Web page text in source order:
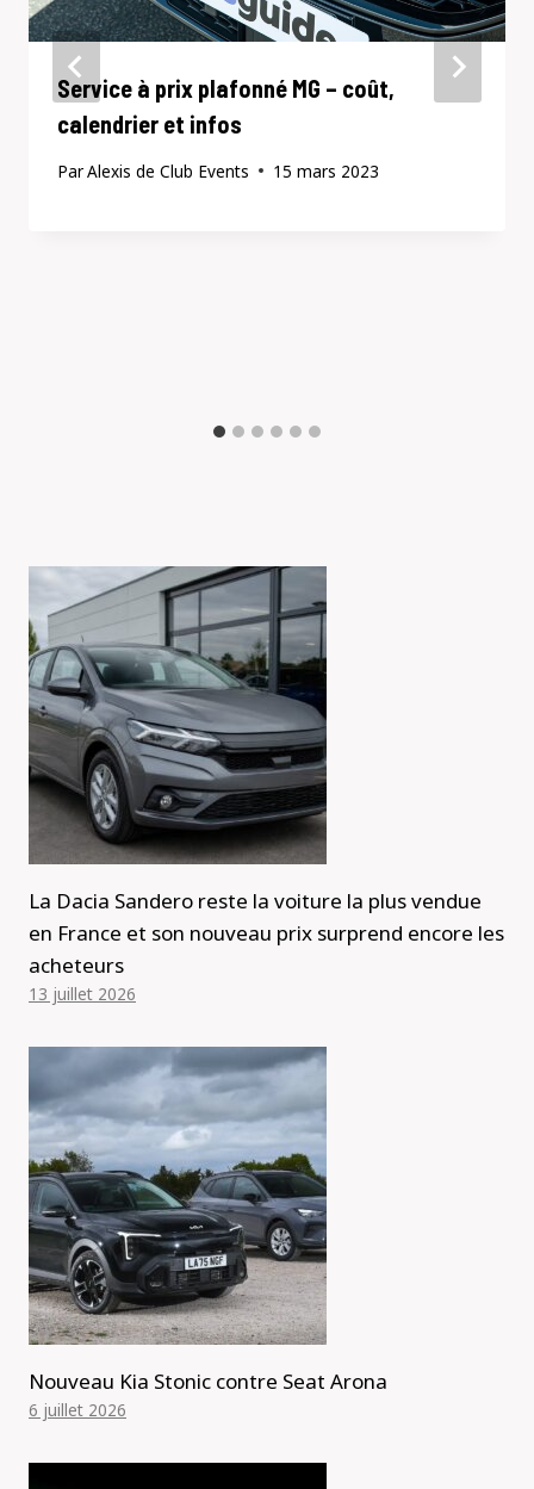
Service à prix plafonné MG – coût,
calendrier et infos
ParAlexis de Club Events 15 mars 2023
La Dacia Sandero reste la voiture la plus vendue
en France et son nouveau prix surprend encore les
acheteurs
13 juillet 2026
Nouveau Kia Stonic contre Seat Arona
6 juillet 2026